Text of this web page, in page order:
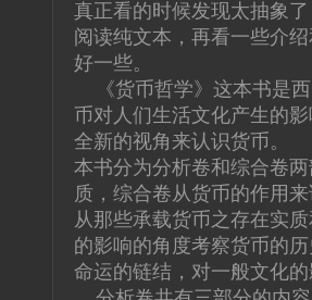
真正看的时候发现太抽象
阅读纯文本，再看一些介
好一些。
《货币哲学》这本书是
币对人们生活文化产生的
全新的视角来认识货币。
本书分为分析卷和综合卷
质，综合卷从货币的作用
从那些承载货币之存在实
的影响的角度考察货币的
命运的链结，对一般文化的